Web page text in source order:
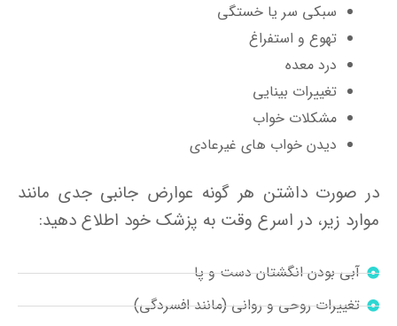
سبکی سر یا خستگی
تهوع و استفراغ
درد معده
تغییرات بینایی
مشکلات خواب
دیدن خواب های غیرعادی
در صورت داشتن هر گونه عوارض جانبی جدی مانند
موارد زیر، در اسرع وقت به پزشک خود اطلاع دهید:
آبی بودن انگشتان دست و پا
تغییرات روحی و روانی (مانند افسردگی)